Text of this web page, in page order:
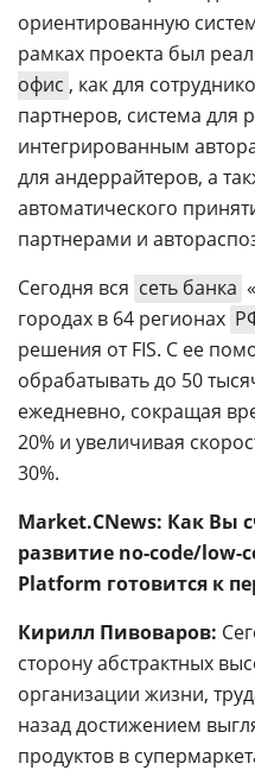
ориентированную
рамках проекта был
офис , как для
партнеров, система для
интегрированным
для андеррайтеров, а
автоматического
партнерами и
Сегодня вся сеть банка «
городах в 64 регионах
решения от FIS. С ее
обрабатывать до 50
ежедневно, сокращая
20% и увеличивая
30%.
Market.CNews: Как Вы
развитие no-code/low-
Platform готовится к
Кирилл Пивоваров:
сторону абстрактных
организации жизни,
назад достижением
продуктов в